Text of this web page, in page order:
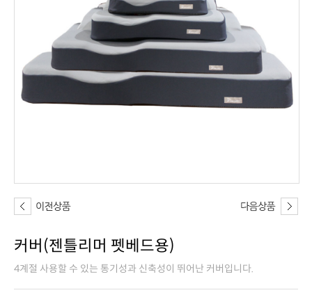
커버(젠틀리머 펫베드용)
4계절 사용할 수 있는 통기성과 신축성이 뛰어난 커버입니다.